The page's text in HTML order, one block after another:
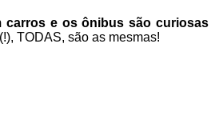
carros e os ônibus são curiosas
TODAS, são as mesmas!